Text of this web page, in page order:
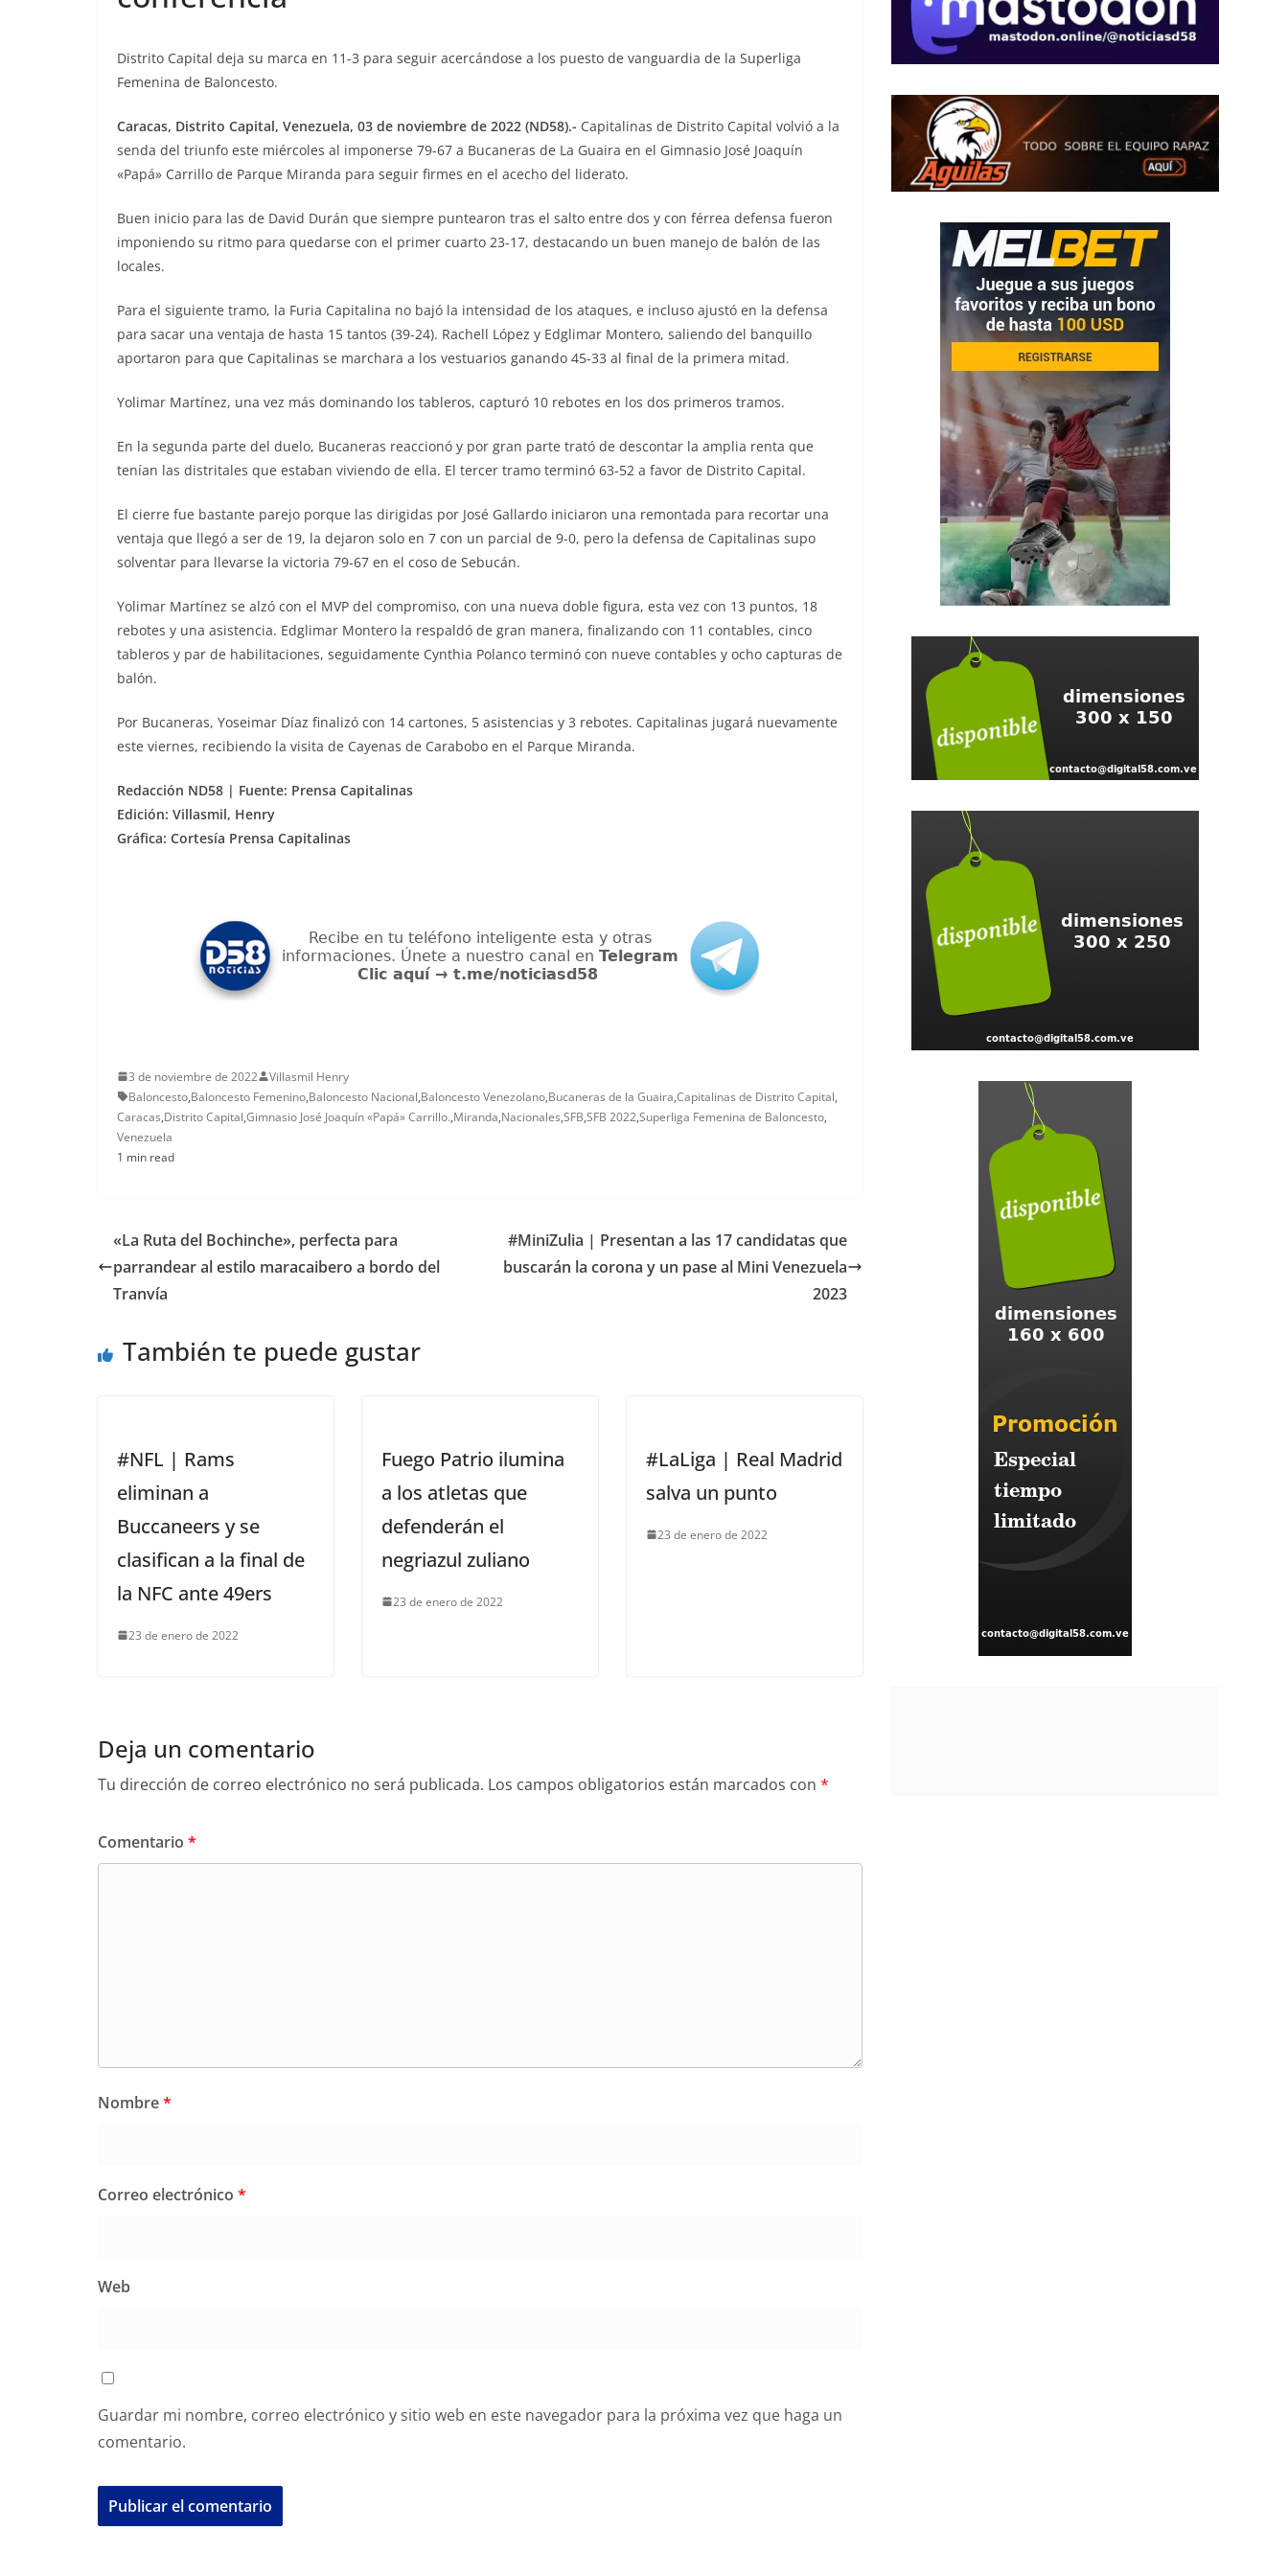
Distrito Capital deja su marca en 11-3 para seguir acercándose a los puesto de vanguardia de la Superliga
Femenina de Baloncesto.
Caracas, Distrito Capital, Venezuela, 03 de noviembre de 2022 (ND58).- Capitalinas de Distrito Capital volvió a la
senda del triunfo este miércoles al imponerse 79-67 a Bucaneras de La Guaira en el Gimnasio José Joaquín
«Papá» Carrillo de Parque Miranda para seguir firmes en el acecho del liderato.
Buen inicio para las de David Durán que siempre puntearon tras el salto entre dos y con férrea defensa fueron
imponiendo su ritmo para quedarse con el primer cuarto 23-17, destacando un buen manejo de balón de las
locales.
Para el siguiente tramo, la Furia Capitalina no bajó la intensidad de los ataques, e incluso ajustó en la defensa
para sacar una ventaja de hasta 15 tantos (39-24). Rachell López y Edglimar Montero, saliendo del banquillo
aportaron para que Capitalinas se marchara a los vestuarios ganando 45-33 al final de la primera mitad.
Yolimar Martínez, una vez más dominando los tableros, capturó 10 rebotes en los dos primeros tramos.
En la segunda parte del duelo, Bucaneras reaccionó y por gran parte trató de descontar la amplia renta que
tenían las distritales que estaban viviendo de ella. El tercer tramo terminó 63-52 a favor de Distrito Capital.
El cierre fue bastante parejo porque las dirigidas por José Gallardo iniciaron una remontada para recortar una
ventaja que llegó a ser de 19, la dejaron solo en 7 con un parcial de 9-0, pero la defensa de Capitalinas supo
solventar para llevarse la victoria 79-67 en el coso de Sebucán.
Yolimar Martínez se alzó con el MVP del compromiso, con una nueva doble figura, esta vez con 13 puntos, 18
rebotes y una asistencia. Edglimar Montero la respaldó de gran manera, finalizando con 11 contables, cinco
tableros y par de habilitaciones, seguidamente Cynthia Polanco terminó con nueve contables y ocho capturas de
balón.
Por Bucaneras, Yoseimar Díaz finalizó con 14 cartones, 5 asistencias y 3 rebotes. Capitalinas jugará nuevamente
este viernes, recibiendo la visita de Cayenas de Carabobo en el Parque Miranda.
Redacción ND58 | Fuente: Prensa Capitalinas
Edición: Villasmil, Henry
Gráfica: Cortesía Prensa Capitalinas
3 de noviembre de 2022
Villasmil Henry
Baloncesto,Baloncesto Femenino,Baloncesto Nacional,Baloncesto Venezolano,Bucaneras de la Guaira,Capitalinas de Distrito Capital,
Caracas,Distrito Capital,Gimnasio José Joaquín «Papá» Carrillo.,Miranda,Nacionales,SFB,SFB 2022,Superliga Femenina de Baloncesto,
Venezuela
1 min read
«La Ruta del Bochinche», perfecta para
parrandear al estilo maracaibero a bordo del
Tranvía
#MiniZulia | Presentan a las 17 candidatas que
buscarán la corona y un pase al Mini Venezuela
2023
También te puede gustar
#NFL | Rams
eliminan a
Buccaneers y se
clasifican a la final de
la NFC ante 49ers
23 de enero de 2022
Fuego Patrio ilumina
a los atletas que
defenderán el
negriazul zuliano
23 de enero de 2022
#LaLiga | Real Madrid
salva un punto
23 de enero de 2022
Deja un comentario
Tu dirección de correo electrónico no será publicada. Los campos obligatorios están marcados con *
Comentario *
Nombre*
Correo electrónico *
Web
Guardar mi nombre, correo electrónico y sitio web en este navegador para la próxima vez que haga un
comentario.